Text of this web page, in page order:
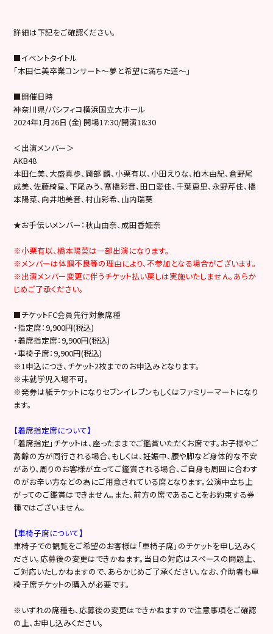
詳細は下記をご確認ください。
■イベントタイトル
「本田仁美卒業コンサート～夢と希望に満ちた道～」
■開催日時
神奈川県/パシフィコ横浜国立大ホール
2024年1月26日 (金) 開場17:30/開演18:30
＜出演メンバー＞
AKB48
本田仁美、大盛真歩、岡部 麟、小栗有以、小田えりな、柏木由紀、倉野尾
成美、佐藤綺星、下尾みう、髙橋彩音、田口愛佳、千葉恵里、永野芹佳、橋
本陽菜、向井地美音、村山彩希、山内瑞葵
★お手伝いメンバー：秋山由奈、成田香姫奈
※小栗有以、橋本陽菜は一部出演になります。
※メンバーは体調不良等の理由により、不参加となる場合がございます。
※出演メンバー変更に伴うチケット払い戻しは実施いたしません。あらか
じめご了承ください。
■チケットFC会員先行対象席種
・指定席：9,900円(税込)
・着席指定席：9,900円(税込)
・車椅子席：9,900円(税込)
※1申込につき、チケット2枚までのお申込みとなります。
※未就学児入場不可。
※発券は紙チケットになりセブンイレブンもしくはファミリーマートになり
ます。
【着席指定席について】
「着席指定」チケットは、座ったままでご鑑賞いただくお席です。お子様やご
高齢の方が同行される場合、もしくは、妊娠中、腰や脚など身体的な不安
があり、周りのお客様が立ってご鑑賞される場合、ご自身も周囲に合わす
のがお辛い方などの為にご用意されている席となります。公演中立ち上
がってのご鑑賞はできません。また、前方の席であることをお約束する券
種ではございません。
【車椅子席について】
車椅子での観覧をご希望のお客様は「車椅子席」のチケットを申し込みく
ださい。応募後の変更はできかねます。当日の対応はスペースの問題上、
ご対応いたしかねますので、あらかじめご了承ください。なお、介助者も車
椅子席チケットの購入が必要です。
※いずれの席種も、応募後の変更はできかねますので注意事項をご確認
の上、お申し込みください。